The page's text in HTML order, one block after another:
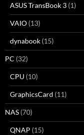
ASUS TransBook 3 (1)
VAIO (13)
dynabook (15)
PC (32)
CPU (10)
GraphicsCard (11)
NAS (70)
QNAP (15)